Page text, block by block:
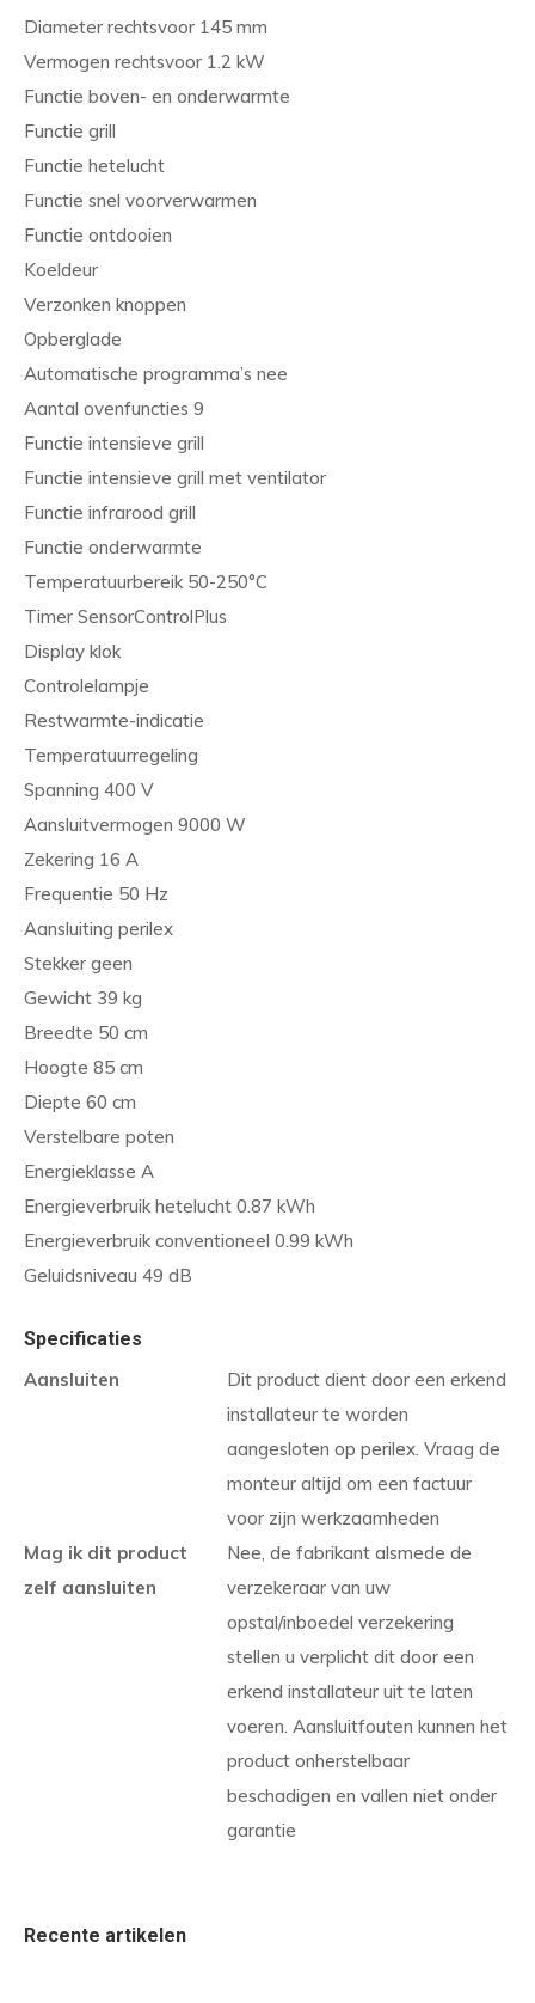
Diameter rechtsvoor 145 mm
Vermogen rechtsvoor 1.2 kW
Functie boven- en onderwarmte
Functie grill
Functie hetelucht
Functie snel voorverwarmen
Functie ontdooien
Koeldeur
Verzonken knoppen
Opberglade
Automatische programma’s nee
Aantal ovenfuncties 9
Functie intensieve grill
Functie intensieve grill met ventilator
Functie infrarood grill
Functie onderwarmte
Temperatuurbereik 50-250°C
Timer SensorControlPlus
Display klok
Controlelampje
Restwarmte-indicatie
Temperatuurregeling
Spanning 400 V
Aansluitvermogen 9000 W
Zekering 16 A
Frequentie 50 Hz
Aansluiting perilex
Stekker geen
Gewicht 39 kg
Breedte 50 cm
Hoogte 85 cm
Diepte 60 cm
Verstelbare poten
Energieklasse A
Energieverbruik hetelucht 0.87 kWh
Energieverbruik conventioneel 0.99 kWh
Geluidsniveau 49 dB
Specificaties
Aansluiten
Dit product dient door een erkend
installateur te worden
aangesloten op perilex. Vraag de
monteur altijd om een factuur
voor zijn werkzaamheden
Mag ik dit product
zelf aansluiten
Nee, de fabrikant alsmede de
verzekeraar van uw
opstal/inboedel verzekering
stellen u verplicht dit door een
erkend installateur uit te laten
voeren. Aansluitfouten kunnen het
product onherstelbaar
beschadigen en vallen niet onder
garantie
Recente artikelen